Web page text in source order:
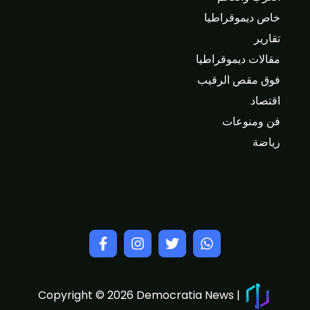
خاص ديموقراطيا
تقارير
مقالات ديموقراطيا
فوق مقص الرقيب
اقتصاد
فن ومنوعات
رياضة